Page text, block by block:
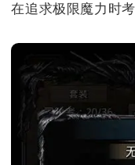
在追求极限魔力时